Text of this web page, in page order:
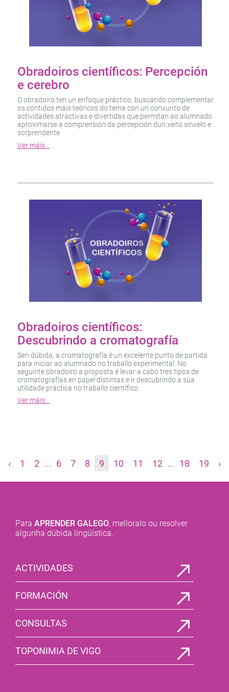
Obradoiros científicos: Percepción
e cerebro
O obradoiro ten un enfoque práctico, buscando complementar
os contidos máis teóricos do tema con un conxunto de
actividades atractivas e divertidas que permitan ao alumnado
aproximarse a comprensión da percepción dun xeito sinxelo e
sorprendente
Ver máis…
Obradoiros científicos:
Descubrindo a cromatografía
Sen dúbida, a cromatografía é un excelente punto de partida
para iniciar ao alumnado no traballo experimental. No
seguinte obradoiro a proposta é levar a cabo tres tipos de
cromatografías en papel distintas e ir descubrindo a súa
utilidade práctica no traballo científico.
Ver máis…
‹ 1 2 ... 6 7 8 9 10 11 12 ... 18 19 ›
Para APRENDER GALEGO, melloralo ou resolver
algunha dúbida lingüística.
ACTIVIDADES
FORMACIÓN
CONSULTAS
TOPONIMIA DE VIGO